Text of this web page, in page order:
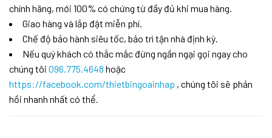
chính hãng, mới 100% có chứng từ đầy đủ khi mua hàng.
Giao hàng và lắp đặt miễn phí.
Chế độ bảo hành siêu tốc, bảo trì tận nhà định kỳ.
Nếu quý khách có thắc mắc đừng ngần ngại gọi ngay cho
chúng tôi 096.775.4648 hoặc
https://facebook.com/thietbingoainhap , chúng tôi sẽ phản
hồi nhanh nhất có thể.